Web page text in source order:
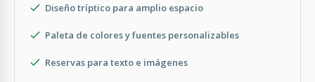
Diseño tríptico para amplio espacio
Paleta de colores y fuentes personalizables
Reservas para texto e imágenes